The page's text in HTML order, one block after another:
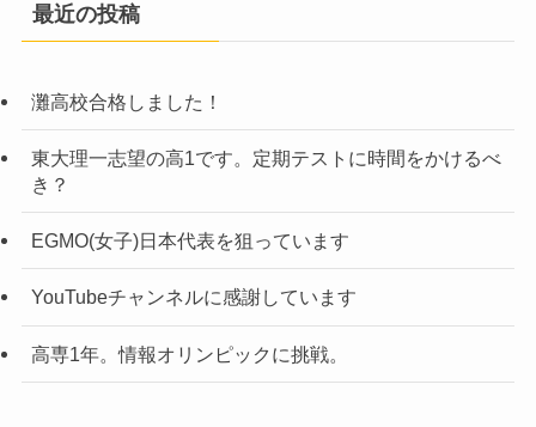
最近の投稿
灘高校合格しました！
東大理一志望の高1です。定期テストに時間をかけるべ
き？
EGMO(女子)日本代表を狙っています
YouTubeチャンネルに感謝しています
高専1年。情報オリンピックに挑戦。